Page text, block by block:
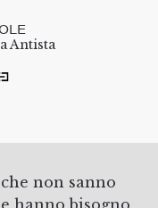
Antista
hanno bisogno